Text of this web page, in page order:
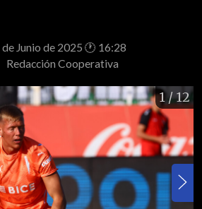
Junio de 2025 🕐 16:28
Redacción Cooperativa
1/ 12